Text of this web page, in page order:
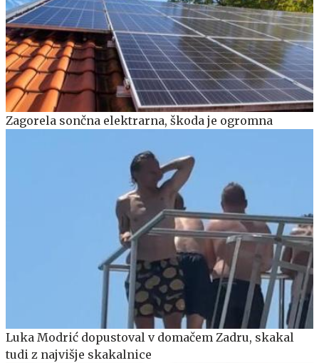
Zagorela sončna elektrarna, škoda je ogromna
Luka Modrić dopustoval v domačem Zadru, skakal
tudi z najvišje skakalnice